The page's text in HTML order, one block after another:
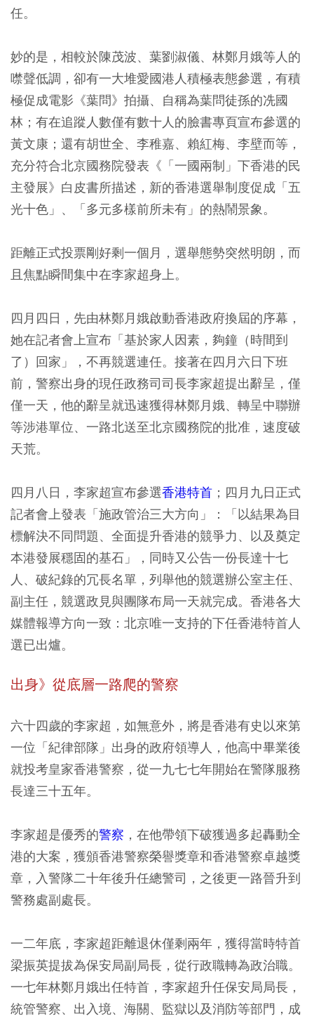
任。
妙的是，相較於陳茂波、葉劉淑儀、林鄭月娥等人的
噤聲低調，卻有一大堆愛國港人積極表態參選，有積
極促成電影《葉問》拍攝、自稱為葉問徒孫的冼國
林；有在追蹤人數僅有數十人的臉書專頁宣布參選的
黃文康；還有胡世全、李稚嘉、賴紅梅、李壁而等，
充分符合北京國務院發表《「一國兩制」下香港的民
主發展》白皮書所描述，新的香港選舉制度促成「五
光十色」、「多元多樣前所未有」的熱鬧景象。
距離正式投票剛好剩一個月，選舉態勢突然明朗，而
且焦點瞬間集中在李家超身上。
四月四日，先由林鄭月娥啟動香港政府換屆的序幕，
她在記者會上宣布「基於家人因素，夠鐘（時間到
了）回家」，不再競選連任。接著在四月六日下班
前，警察出身的現任政務司司長李家超提出辭呈，僅
僅一天，他的辭呈就迅速獲得林鄭月娥、轉呈中聯辦
等涉港單位、一路北送至北京國務院的批准，速度破
天荒。
四月八日，李家超宣布參選香港特首 ；四月九日正式
記者會上發表「施政管治三大方向」：「以結果為目
標解決不同問題、全面提升香港的競爭力、以及奠定
本港發展穩固的基石」，同時又公告一份長達十七
人、破紀錄的冗長名單，列舉他的競選辦公室主任、
副主任，競選政見與團隊布局一天就完成。香港各大
媒體報導方向一致：北京唯一支持的下任香港特首人
選已出爐。
出身》從底層一路爬的警察
六十四歲的李家超，如無意外，將是香港有史以來第
一位「紀律部隊」出身的政府領導人，他高中畢業後
就投考皇家香港警察，從一九七七年開始在警隊服務
長達三十五年。
李家超是優秀的警察 ，在他帶領下破獲過多起轟動全
港的大案，獲頒香港警察榮譽獎章和香港警察卓越獎
章，入警隊二十年後升任總警司，之後更一路晉升到
警務處副處長。
一二年底，李家超距離退休僅剩兩年，獲得當時特首
梁振英提拔為保安局副局長，從行政職轉為政治職。
一七年林鄭月娥出任特首，李家超升任保安局局長，
統管警察、出入境、海關、監獄以及消防等部門，成